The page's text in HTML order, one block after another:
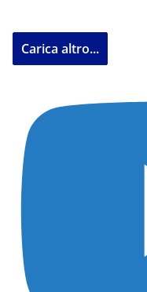
Carica altro...